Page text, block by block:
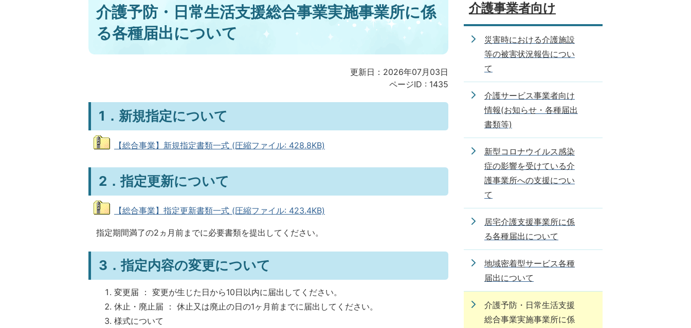
介護予防・日常生活支援総合事業実施事業所に係
る各種届出について
更新日：2026年07月03日
ページID : 1435
1．新規指定について
【総合事業】新規指定書類一式 (圧縮ファイル: 428.8KB)
2．指定更新について
【総合事業】指定更新書類一式 (圧縮ファイル: 423.4KB)
指定期間満了の2ヵ月前までに必要書類を提出してください。
3．指定内容の変更について
変更届 ： 変更が生じた日から10日以内に届出してください。
休止・廃止届 ： 休止又は廃止の日の1ヶ月前までに届出してください。
様式について
介護事業者向け
災害時における介護施設
等の被害状況報告につい
て
介護サービス事業者向け
情報(お知らせ・各種届出
書類等)
新型コロナウイルス感染
症の影響を受けている介
護事業所への支援につい
て
居宅介護支援事業所に係
る各種届出について
地域密着型サービス各種
届出について
介護予防・日常生活支援
総合事業実施事業所に係